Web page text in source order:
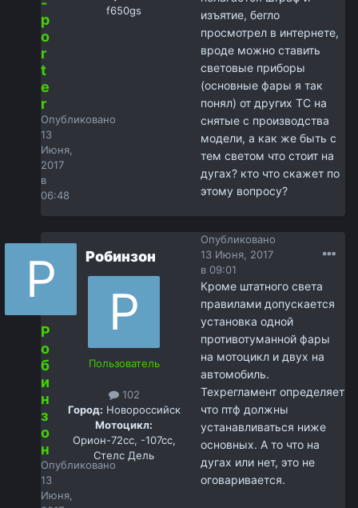
p
o
r
t
e
r
Опубликовано
13
Июня,
2017
в
06:48
f650gs
изъятие, бегло
просмотрел в интернете,
вроде можно ставить
световые приборы
(основные фары я так
понял) от других ТС на
снятые с производства
модели, а как же быть с
тем светом что стоит на
дугах? кто что скажет по
этому вопросу?
Р
о
б
и
н
з
о
н
Опубликовано
13
Июня,
Робинзон
Пользователь
102
Город: Новороссийск
Мотоцикл:
Орион-72сс, -107сс,
Стелс Дель
Опубликовано
13 Июня, 2017
в 09:01
Кроме штатного света
правилами допускается
установка одной
противотуманной фары
на мотоцикл и двух на
автомобиль.
Техрегламент определяет
что птф должны
устанавливаться ниже
основных. А то что на
дугах или нет, это не
оговаривается.